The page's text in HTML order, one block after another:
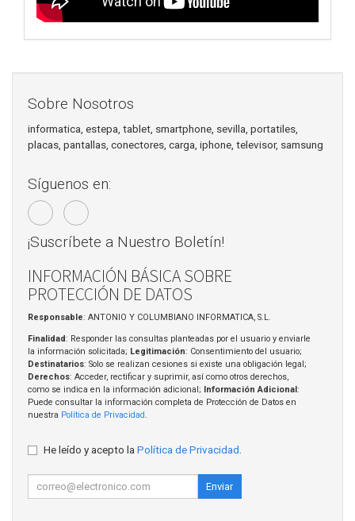
Sobre Nosotros
informatica, estepa, tablet, smartphone, sevilla, portatiles,
placas, pantallas, conectores, carga, iphone, televisor, samsung
Síguenos en:
¡Suscríbete a Nuestro Boletín!
INFORMACIÓN BÁSICA SOBRE
PROTECCIÓN DE DATOS
Responsable: ANTONIO Y COLUMBIANO INFORMATICA, S.L.
Finalidad: Responder las consultas planteadas por el usuario y enviarle
la información solicitada; Legitimación: Consentimiento del usuario;
Destinatarios: Solo se realizan cesiones si existe una obligación legal;
Derechos: Acceder, rectificar y suprimir, así como otros derechos,
como se indica en la información adicional; Información Adicional:
Puede consultar la información completa de Protección de Datos en
nuestra Política de Privacidad.
He leído y acepto laPolítica de Privacidad.
Enviar